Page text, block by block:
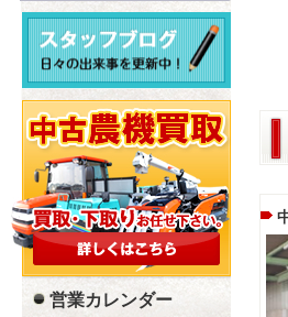
営業カレンダー